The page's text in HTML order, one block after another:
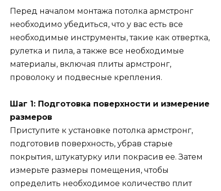
Перед началом монтажа потолка армстронг
необходимо убедиться, что у вас есть все
необходимые инструменты, такие как отвертка,
рулетка и пила, а также все необходимые
материалы, включая плиты армстронг,
проволоку и подвесные крепления.
Шаг 1: Подготовка поверхности и измерение
размеров
Приступите к установке потолка армстронг,
подготовив поверхность, убрав старые
покрытия, штукатурку или покрасив ее. Затем
измерьте размеры помещения, чтобы
определить необходимое количество плит